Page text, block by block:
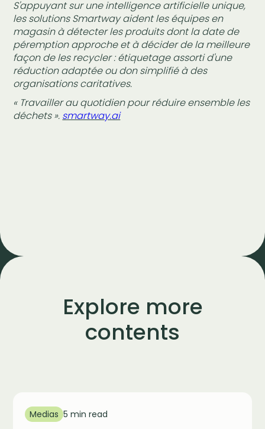
S'appuyant sur une intelligence artificielle unique,
les solutions Smartway aident les équipes en
magasin à détecter les produits dont la date de
péremption approche et à décider de la meilleure
façon de les recycler : étiquetage assorti d'une
réduction adaptée ou don simplifié à des
organisations caritatives.
« Travailler au quotidien pour réduire ensemble les
déchets ». smartway.ai
Explore more
contents
Medias 5 min read